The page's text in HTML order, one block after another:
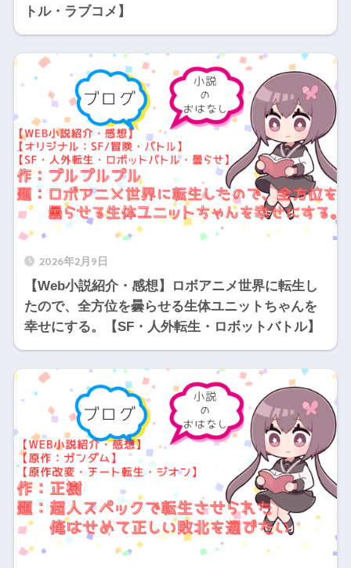
トル・ラブコメ】
2026年2月9日
【Web小説紹介・感想】ロボアニメ世界に転生し
たので、全方位を曇らせる生体ユニットちゃんを
幸せにする。【SF・人外転生・ロボットバトル】